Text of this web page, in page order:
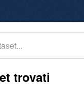
trovati